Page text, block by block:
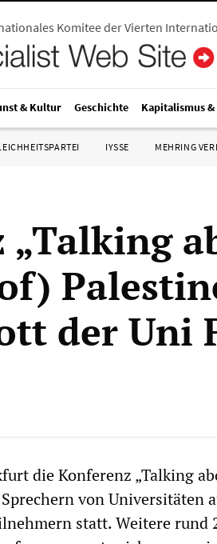
Komitee der Vierten
& Kultur Geschichte Kapitalismus
IYSSE MEHRING
„Talking
der Uni
die Konferenz „Talking
von Universitäten
statt. Weitere rund